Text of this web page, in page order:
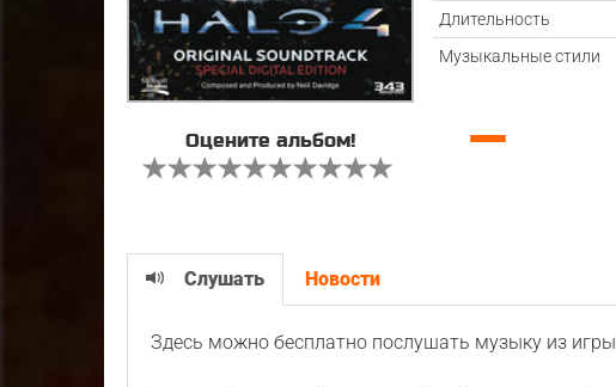
Длительность
Музыкальные стили
Оцените альбом! —
Слушать Новости
Здесь можно бесплатно послушать музыку из игры